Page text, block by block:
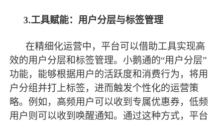
3.工具赋能：用户分层与标签管理
在精细化运营中，平台可以借助工具实现高
效的用户分层和标签管理。小鹅通的“用户分层”
功能，能够根据用户的活跃度和消费行为，将用
户分组并打上标签，进而触发个性化的运营策
略。例如，高频用户可以收到专属优惠券，低频
用户则可以收到唤醒通知。通过这种方式，平台